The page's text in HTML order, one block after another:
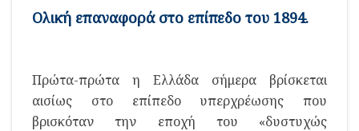
Ολική επαναφορά στο επίπεδο του 1894.
Πρώτα-πρώτα η Ελλάδα σήμερα βρίσκεται
αισίως στο επίπεδο υπερχρέωσης που
βρισκόταν την εποχή του «δυστυχώς